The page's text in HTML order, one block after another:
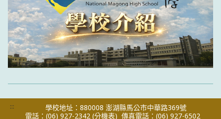
:::
學校地址：880008 澎湖縣馬公市中華路369號
電話：(06) 927-2342 (分機表) 傳真電話：(06) 927-6502